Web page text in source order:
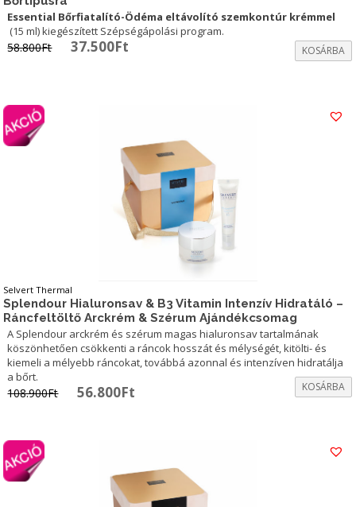
Essential Bőrfiatalító-Ödéma eltávolító szemkontúr krémmel
(15 ml) kiegészített Szépségápolási program.
58.800Ft Original
37.500Ft KOSÁRBA
Selvert Thermal
Splendour Hialuronsav & B3 Vitamin Intenzív Hidratáló –
Ráncfeltöltő Arckrém & Szérum Ajándékcsomag
A Splendour arckrém és szérum magas hialuronsav tartalmának
köszönhetően csökkenti a ráncok hosszát és mélységét, kitölti- és
kiemeli a mélyebb ráncokat, továbbá azonnal és intenzíven hidratálja
a bőrt.
108.900Ft Original
56.800Ft KOSÁRBA